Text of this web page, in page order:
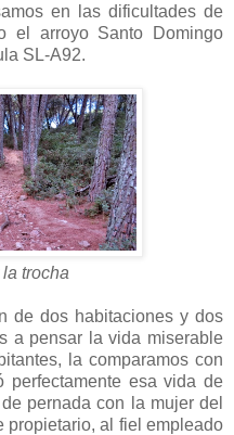
en las dificultades de
el arroyo Santo Domingo
SL-A92.
trocha
de dos habitaciones y dos
a pensar la vida miserable
la comparamos con
perfectamente esa vida de
pernada con la mujer del
propietario, al fiel empleado